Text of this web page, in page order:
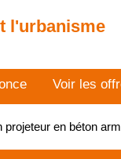
l'urbanisme
Voir les
projeteur en béton